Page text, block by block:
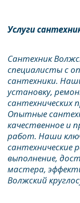
Услуги
Сантехник
специалисты с
сантехники.
установку,
сантехнических
Опытные
качественное и
работ. Наши
сантехнические
выполнение,
мастера,
Волжский